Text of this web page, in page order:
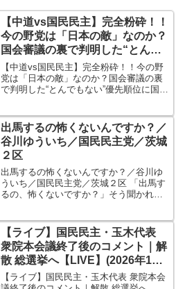
【中道vs国民民主】完全粉砕！！
今の野党は「日本の敵」なのか？
国会審議の裏で判明した“とんで
もない”優先順位に国民騒然【解
説・見解】
【中道vs国民民主】完全粉砕！！今の野
党は「日本の敵」なのか？国会審議の裏
で判明した“とんでもない”優先順位に国民
う闇について、フクロウ教授が独自に整
理・解説しました...
出馬するの怖くないんですか？／
谷川ゆういち／国民民主党／茨城
２区
出馬するの怖くないんですか？／谷川ゆ
ういち／国民民主党／茨城２区 「出馬す
るの、怖くないですか？」そう聞かれる
で全く知りませんでした。分からないこ
とだらけで、不安がない...
【ライブ】国民民主・玉木代表
衆院本会議終了後のコメント｜解
散 総選挙へ【LIVE】(2026年1月
23日) ANN/テレ朝
【ライブ】国民民主・玉木代表 衆院本会